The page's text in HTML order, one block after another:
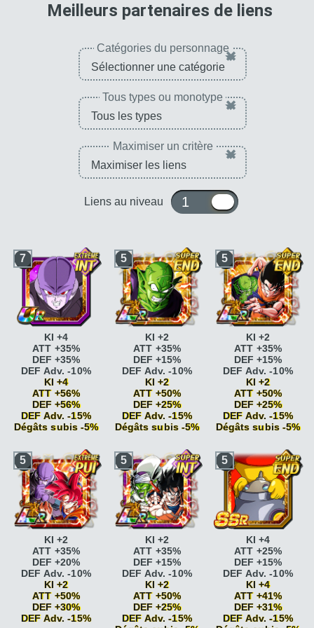
Meilleurs partenaires de liens
Catégories du personnage×
Tous types ou monotype ×
Maximiser un critère ×
Liens au niveau 1 ou 10
7
époustouflanteKI
+2
Vitesse
époustouflanteKI
+2 DEF +5%
Combat acharnéATT
+15%
Combat acharné
+20%
Guerrier vétéran
+10%
Guerrier vétéran
+15%
FonceurATT +10%
DEF Adv. -10%
KI +4
ATT +35%
DEF +35%
DEF Adv. -10%
KI +4
ATT +56%
DEF +56%
DEF Adv. -15%
Dégâts subis -5%
5
époustouflanteKI
+2
Vitesse
époustouflanteKI
+2 DEF +5%
Combat acharnéATT
+15%
Combat acharné
+20%
Guerrier vétéran
+10%
Guerrier vétéran
+15%
FonceurATT +10%
DEF Adv. -10%
KI +2
ATT +35%
DEF +15%
DEF Adv. -10%
KI +2
ATT +50%
DEF +25%
DEF Adv. -15%
Dégâts subis -5%
5
époustouflanteKI
+2
Vitesse
époustouflante
+2 DEF +5%
Combat acharnéATT
+15%
Combat acharné
+20%
Guerrier vétéran
+10%
Guerrier vétéran
+15%
FonceurATT +10%
DEF Adv. -10%
KI +2
ATT +35%
DEF +15%
DEF Adv. -10%
KI +2
ATT +50%
DEF +25%
DEF Adv. -15%
Dégâts subis -5%
5
KI +2
ATT +35%
DEF +20%
DEF Adv. -10%
KI +2
ATT +50%
DEF +30%
DEF Adv. -15%
5
KI +2
ATT +35%
DEF +15%
DEF Adv. -10%
KI +2
ATT +50%
DEF +25%
DEF Adv. -15%
5
KI +4
ATT +25%
DEF +15%
DEF Adv. -10%
KI +4
ATT +41%
DEF +31%
DEF Adv. -15%